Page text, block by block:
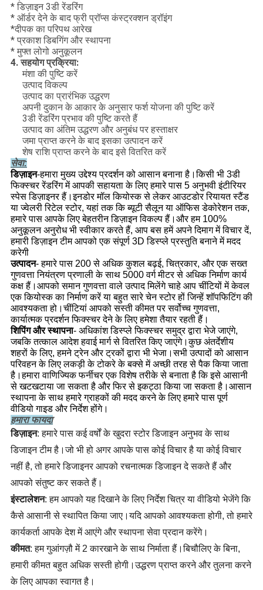
* डिज़ाइन 3डी रेंडरिंग
* ऑर्डर देने के बाद फ्री प्रॉप्स कंस्ट्रक्शन ड्रॉइंग
*दीपक का परिपथ आरेख
* प्रकाश डिबगिंग और स्थापना
* मुफ्त लोगो अनुकूलन
4. सहयोग प्रक्रिया:
मंशा की पुष्टि करें
उत्पाद विकल्प
उत्पाद का प्रारंभिक उद्धरण
अपनी दुकान के आकार के अनुसार फर्श योजना की पुष्टि करें
3डी रेंडरिंग प्रभाव की पुष्टि करते हैं
उत्पाद का अंतिम उद्धरण और अनुबंध पर हस्ताक्षर
जमा प्राप्त करने के बाद इसका उत्पादन करें
शेष राशि प्राप्त करने के बाद इसे वितरित करें
सेवा:
डिज़ाइन-हमारा मुख्य उद्देश्य प्रदर्शन को आसान बनाना है।किसी भी 3डी
फिक्स्चर रेंडरिंग में आपकी सहायता के लिए हमारे पास 5 अनुभवी इंटीरियर
स्पेस डिज़ाइनर हैं।इनडोर मॉल कियोस्क से लेकर आउटडोर रियायत स्टैंड
या ज्वेलरी रिटेल स्टोर, यहां तक ​​कि ब्यूटी सैलून या ऑफिस डेकोरेशन तक,
हमारे पास आपके लिए बेहतरीन डिज़ाइन विकल्प हैं।और हम 100%
अनुकूलन अनुरोध भी स्वीकार करते हैं, आप बस हमें अपने दिमाग में विचार दें,
हमारी डिज़ाइन टीम आपको एक संपूर्ण 3D डिस्प्ले प्रस्तुति बनाने में मदद
करेगी
उत्पादन- हमारे पास 200 से अधिक कुशल बढ़ई, चित्रकार, और एक सख्त
गुणवत्ता नियंत्रण प्रणाली के साथ 5000 वर्ग मीटर से अधिक निर्माण कार्य
कक्ष हैं।आपको समान गुणवत्ता वाले उत्पाद मिलेंगे चाहे आप चींटियों में केवल
एक कियोस्क का निर्माण करें या बहुत सारे चेन स्टोर हों जिन्हें शॉपफिटिंग की
आवश्यकता हो।चींटियां आपको सस्ती कीमत पर सर्वोच्च गुणवत्ता,
कार्यात्मक प्रदर्शन फिक्स्चर देने के लिए हमेशा तैयार रहती हैं।
शिपिंग और स्थापना- अधिकांश डिस्प्ले फिक्स्चर समुद्र द्वारा भेजे जाएंगे,
जबकि तत्काल आदेश हवाई मार्ग से वितरित किए जाएंगे।कुछ अंतर्देशीय
शहरों के लिए, हमने ट्रेन और ट्रकों द्वारा भी भेजा।सभी उत्पादों को आसान
परिवहन के लिए लकड़ी के टोकरे के बक्से में अच्छी तरह से पैक किया जाता
है।हमारा वाणिज्यिक फर्नीचर एक विशेष तरीके से बनाता है कि इसे आसानी
से खटखटाया जा सकता है और फिर से इकट्ठा किया जा सकता है।आसान
स्थापना के साथ हमारे ग्राहकों की मदद करने के लिए हमारे पास पूर्ण
वीडियो गाइड और निर्देश होंगे।
हमारा फायदा
डिज़ाइन: हमारे पास कई वर्षों के खुदरा स्टोर डिजाइन अनुभव के साथ
डिजाइन टीम है।जो भी हो अगर आपके पास कोई विचार है या कोई विचार
नहीं है, तो हमारे डिजाइनर आपको रचनात्मक डिजाइन दे सकते हैं और
आपको संतुष्ट कर सकते हैं।
इंस्टालेशन: हम आपको यह दिखाने के लिए निर्देश चित्र या वीडियो भेजेंगे कि
कैसे आसानी से स्थापित किया जाए।यदि आपको आवश्यकता होगी, तो हमारे
कार्यकर्ता आपके देश में आएंगे और स्थापना सेवा प्रदान करेंगे।
कीमत: हम गुआंगज़ौ में 2 कारखाने के साथ निर्माता हैं।बिचौलिए के बिना,
हमारी कीमत बहुत अधिक सस्ती होगी।उद्धरण प्राप्त करने और तुलना करने
के लिए आपका स्वागत है।